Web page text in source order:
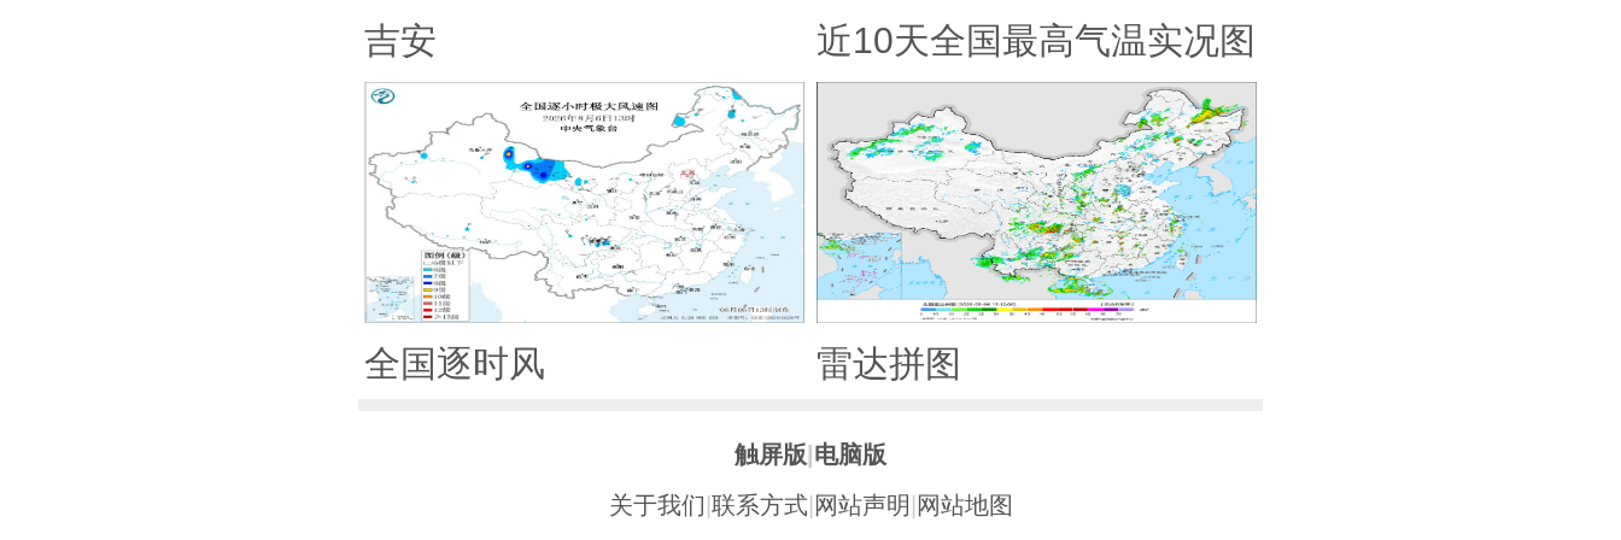
吉安 近10天全国最高气温实况图
全国逐时风 雷达拼图
触屏版 电脑版
关于我们 联系方式| 网站声明 网站地图